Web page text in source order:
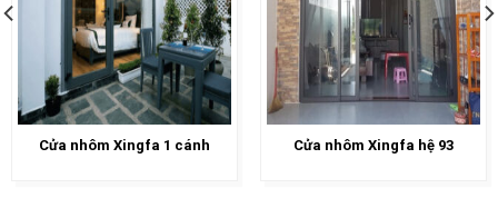
Cửa nhôm Xingfa 1 cánh Cửa nhôm Xingfa hệ 93